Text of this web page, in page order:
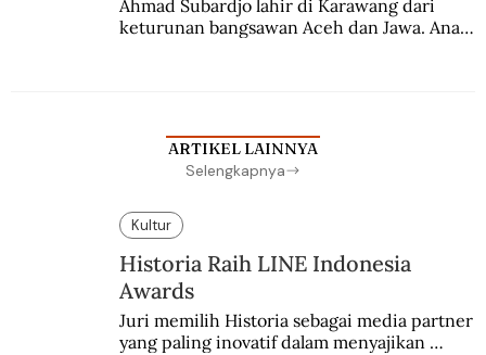
Ahmad Subardjo lahir di Karawang dari
keturunan bangsawan Aceh dan Jawa. Anak
ARTIKEL LAINNYA
Selengkapnya
Kultur
Historia Raih LINE Indonesia
Awards
Juri memilih Historia sebagai media partner
yang paling inovatif dalam menyajikan